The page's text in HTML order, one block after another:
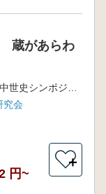
蔵があらわ
究会
円~
＋